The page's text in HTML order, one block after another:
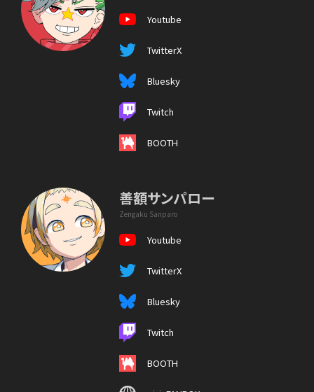
Youtube
TwitterX
Bluesky
Twitch
BOOTH
善額サンパロー
Zengaku Sanparo
Youtube
TwitterX
Bluesky
Twitch
BOOTH